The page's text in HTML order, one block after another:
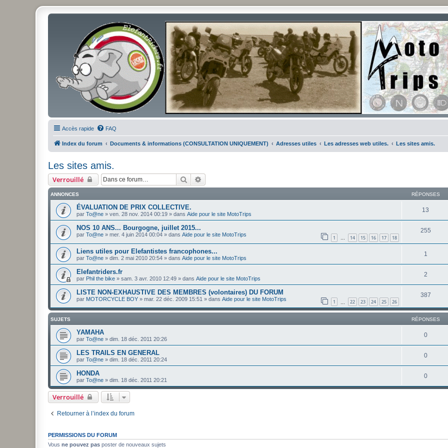
Accès rapide FAQ
Index du forum Documents & informations (CONSULTATION UNIQUEMENT) Adresses utiles Les adresses web utiles. Les sites amis.
Les sites amis.
Verrouillé Rechercher
ANNONCES RÉPONSES
ÉVALUATION DE PRIX COLLECTIVE.
par To@ne » ven. 28 nov. 2014 00:19 » dans Aide pour le site MotoTrips
13
NOS 10 ANS... Bourgogne, juillet 2015...
par To@ne » mer. 4 juin 2014 00:04 » dans Aide pour le site MotoTrips 1 … 14 15 16 17 18
255
Liens utiles pour Elefantistes francophones...
par To@ne » dim. 2 mai 2010 20:54 » dans Aide pour le site MotoTrips
1
Elefantriders.fr
par Phil the bike » sam. 3 avr. 2010 12:49 » dans Aide pour le site MotoTrips
2
LISTE NON-EXHAUSTIVE DES MEMBRES (volontaires) DU FORUM
par MOTORCYCLE BOY » mar. 22 déc. 2009 15:51 » dans Aide pour le site MotoTrips 1 22 23 24 25 26
387
SUJETS RÉPONSES
YAMAHA
par To@ne » dim. 18 déc. 2011 20:26
0
LES TRAILS EN GENERAL
par To@ne » dim. 18 déc. 2011 20:24
0
HONDA
par To@ne » dim. 18 déc. 2011 20:21
0
Verrouillé
Retourner à l’index du forum
PERMISSIONS DU FORUM
Vous ne pouvez pas poster de nouveaux sujets